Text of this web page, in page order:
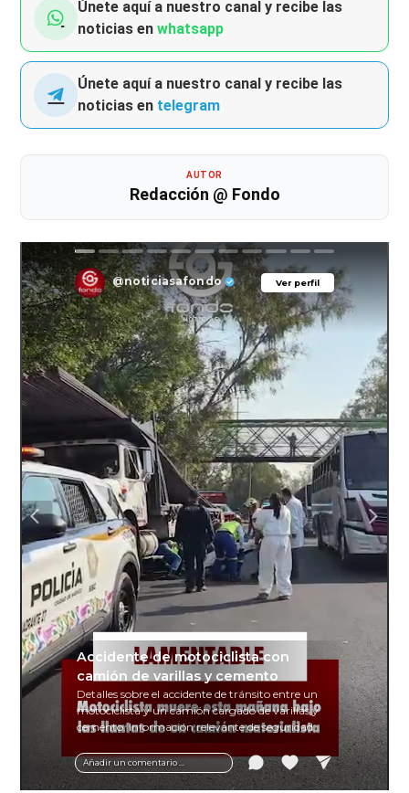
Únete aquí a nuestro canal y recibe las
noticias enwhatsapp
Únete aquí a nuestro canal y recibe las
noticias en telegram
AUTOR
Redacción @ Fondo
Ver perfil
@noticiasafondo Ver perfil
Añadir un comentario ...
Accidente de motociclista con
camión de varillas y cemento
Detalles sobre el accidente de tránsito entre un
motociclista y un camión cargado de varillas y
cemento. Información relevante de seguridad
vial y recomendaciones para motociclistas.